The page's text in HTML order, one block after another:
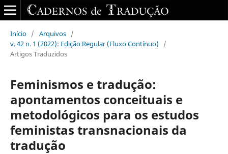
Início / Arquivos /
v. 42 n. 1 (2022): Edição Regular (Fluxo Contínuo)
/
Artigos Traduzidos
Feminismos e tradução:
apontamentos conceituais e
metodológicos para os estudos
feministas transnacionais da
tradução